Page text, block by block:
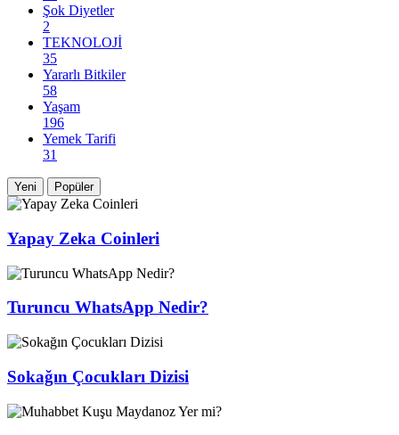
Şok Diyetler
2
TEKNOLOJİ
35
Yararlı Bitkiler
58
Yaşam
196
Yemek Tarifi
31
Yeni Popüler
Yapay Zeka Coinleri
Turuncu WhatsApp Nedir?
Sokağın Çocukları Dizisi